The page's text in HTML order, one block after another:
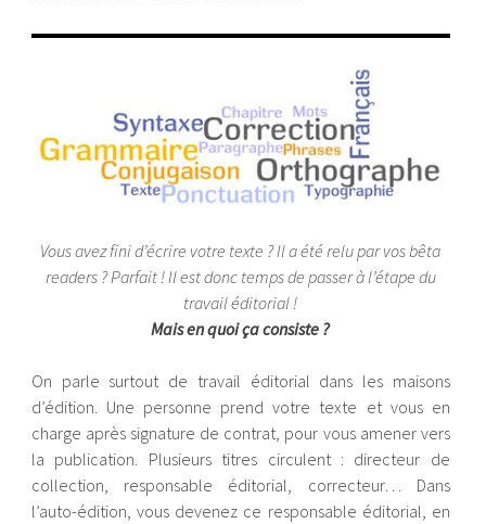
Vous avez fini d’écrire votre texte ? Il a été relu par vos bêta
readers ? Parfait ! Il est donc temps de passer à l’étape du
travail éditorial !
Mais en quoi ça consiste ?
On parle surtout de travail éditorial dans les maisons
d’édition. Une personne prend votre texte et vous en
charge après signature de contrat, pour vous amener vers
la publication. Plusieurs titres circulent : directeur de
collection, responsable éditorial, correcteur… Dans
l’auto-édition, vous devenez ce responsable éditorial, en